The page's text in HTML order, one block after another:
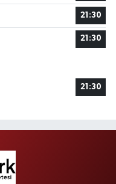
21:30
21:30
21:30